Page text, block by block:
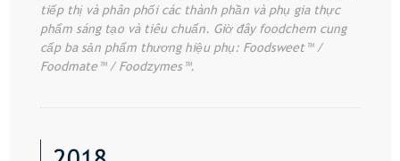
tiếp thị và phân phối các thành phần và phụ gia thực
phẩm sáng tạo và tiêu chuẩn. Giờ đây foodchem cung
cấp ba sản phẩm thương hiệu phụ: Foodsweet™ /
Foodmate™ / Foodzymes™.